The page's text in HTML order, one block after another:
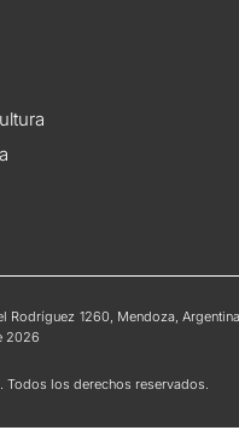
Rodríguez 1260, Mendoza,
2026
los derechos reservados.